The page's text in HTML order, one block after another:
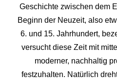
Geschichte zwischen dem
Beginn der Neuzeit, also
6. und 15. Jahrhundert,
versucht diese Zeit mit
moderner, nachhaltig
festzuhalten. Natürlich